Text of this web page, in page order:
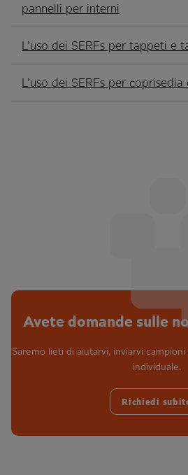
pannelli per interni
L’uso dei SERFs per tappeti e
L’uso dei SERFs per coprisedia
Avete domande sulle
Saremo lieti di aiutarvi, inviarvi
individuale.
Richiedi